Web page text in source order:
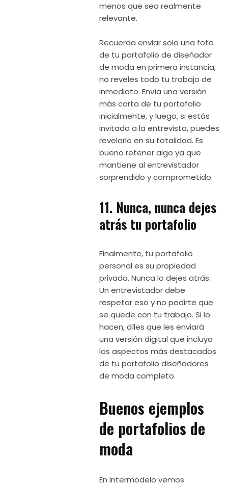
menos que sea realmente
relevante.
Recuerda enviar solo una foto
de tu portafolio de diseñador
de moda en primera instancia,
no reveles todo tu trabajo de
inmediato. Envía una versión
más corta de tu portafolio
inicialmente, y luego, si estás
invitado a la entrevista, puedes
revelarlo en su totalidad. Es
bueno retener algo ya que
mantiene al entrevistador
sorprendido y comprometido.
11. Nunca, nunca dejes
atrás tu portafolio
Finalmente, tu portafolio
personal es su propiedad
privada. Nunca lo dejes atrás.
Un entrevistador debe
respetar eso y no pedirte que
se quede con tu trabajo. Si lo
hacen, díles que les enviará
una versión digital que incluya
los aspectos más destacados
de tu portafolio diseñadores
de moda completo.
Buenos ejemplos
de portafolios de
moda
En Intermodelo vemos